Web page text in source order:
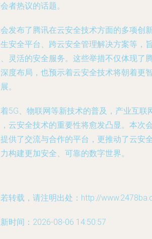
者热议的话题。
发布了腾讯在云安全技术方面的多项创
安全平台、跨云安全管理解决方案等，
灵活的安全服务。这些举措不仅体现了
度布局，也预示着云安全技术将朝着更
。
5G、物联网等新技术的普及，产业互联
云安全技术的重要性将愈发凸显。本次
供了交流与合作的平台，更推动了云安
构建更加安全、可靠的数字世界。
转载，请注明出处：http://
时间：2026-08-06 14:50:57